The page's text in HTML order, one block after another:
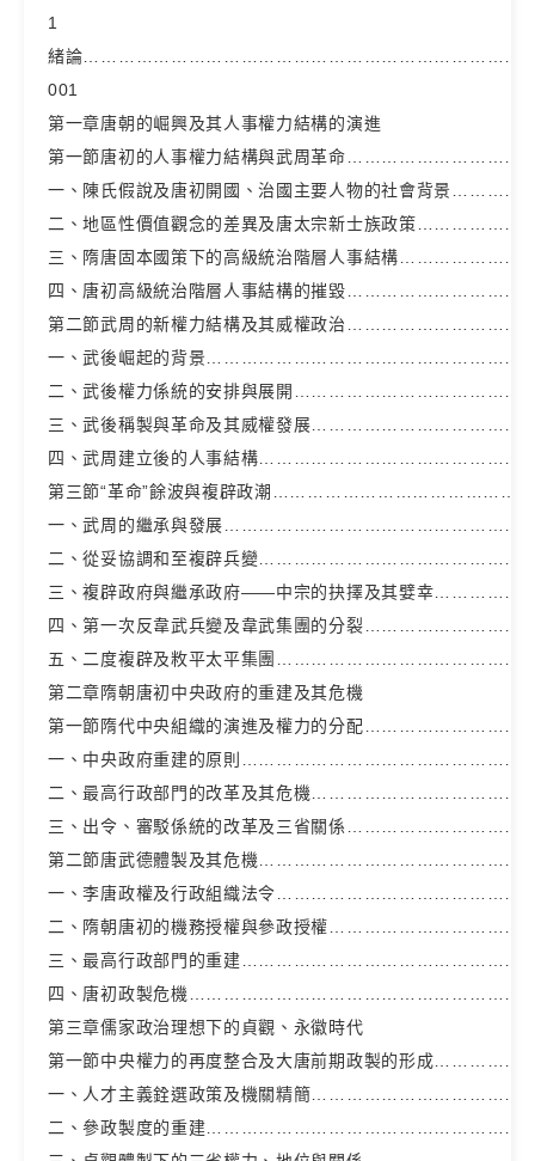
1
緒論
001
第一章唐朝的崛興及其人事權力結構的演進
第一節唐初的人事權力結構與武周革命
一、陳氏假說及唐初開國、治國主要人物的社會背景
二、地區性價值觀念的差異及唐太宗新士族政策
三、隋唐固本國策下的高級統治階層人事結構
四、唐初高級統治階層人事結構的摧毀
第二節武周的新權力結構及其威權政治
一、武後崛起的背景
二、武後權力係統的安排與展開
三、武後稱製與革命及其威權發展
四、武周建立後的人事結構
第三節“革命”餘波與複辟政潮
一、武周的繼承與發展
二、從妥協調和至複辟兵變
三、複辟政府與繼承政府——中宗的抉擇及其嬖幸
四、第一次反韋武兵變及韋武集團的分裂
五、二度複辟及敉平太平集團
第二章隋朝唐初中央政府的重建及其危機
第一節隋代中央組織的演進及權力的分配
一、中央政府重建的原則
二、最高行政部門的改革及其危機
三、出令、審駁係統的改革及三省關係
第二節唐武德體製及其危機
一、李唐政權及行政組織法令
二、隋朝唐初的機務授權與參政授權
三、最高行政部門的重建
四、唐初政製危機
第三章儒家政治理想下的貞觀、永徽時代
第一節中央權力的再度整合及大唐前期政製的形成
一、人才主義銓選政策及機關精簡
二、參政製度的重建